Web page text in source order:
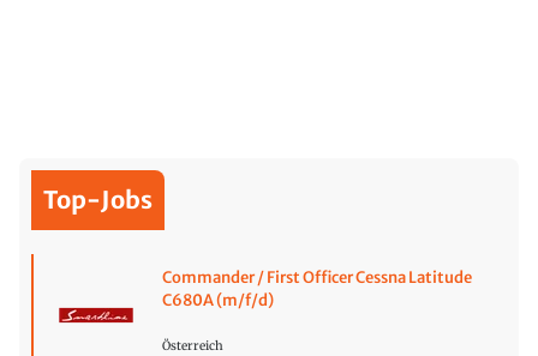
Top-Jobs
Commander / First Officer Cessna Latitude
C680A (m/f/d)
Österreich